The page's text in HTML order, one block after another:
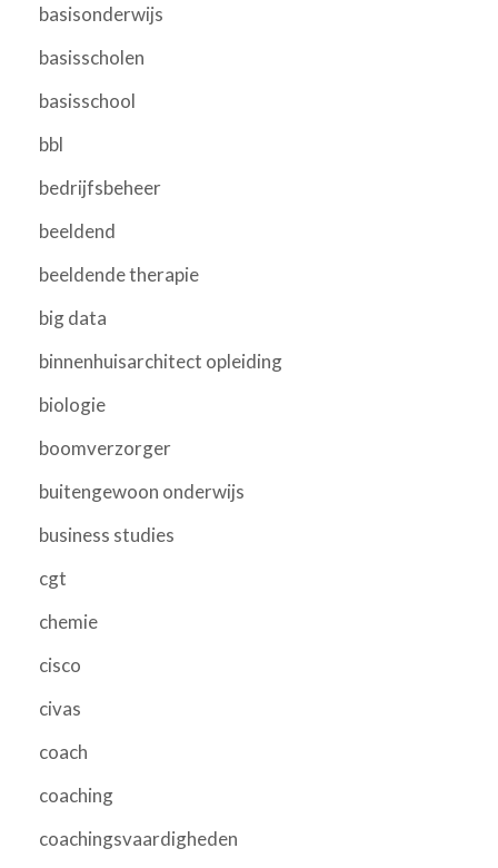
basisonderwijs
basisscholen
basisschool
bbl
bedrijfsbeheer
beeldend
beeldende therapie
big data
binnenhuisarchitect opleiding
biologie
boomverzorger
buitengewoon onderwijs
business studies
cgt
chemie
cisco
civas
coach
coaching
coachingsvaardigheden